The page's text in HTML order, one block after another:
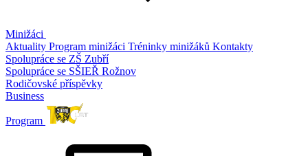
Minižáci
Aktuality Program minižáci Tréninky minižáků Kontakty
Spolupráce se ZŠ Zubří
Spolupráce se SŠIEŘ Rožnov
Rodičovské příspěvky
Business
Program